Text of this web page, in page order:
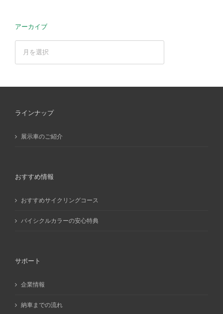
アーカイブ
ラインナップ
展示車のご紹介
おすすめ情報
おすすめサイクリングコース
バイシクルカラーの安心特典
サポート
企業情報
納車までの流れ